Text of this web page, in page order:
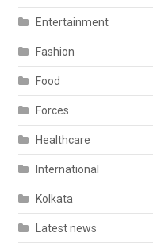
Entertainment
Fashion
Food
Forces
Healthcare
International
Kolkata
Latest news